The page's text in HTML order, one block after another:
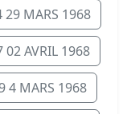
29 MARS 1968
02 AVRIL 1968
4 MARS 1968